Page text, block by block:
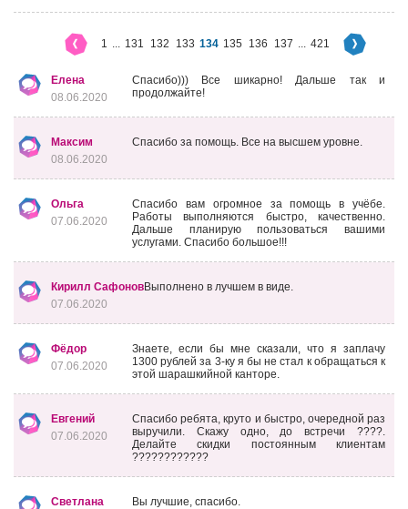
1 ... 131 132 133 134 135 136 137 ... 421
Елена
08.06.2020
Спасибо))) Все шикарно! Дальше так и
продолжайте!
Максим
08.06.2020
Спасибо за помощь. Все на высшем уровне.
Ольга
07.06.2020
Спасибо вам огромное за помощь в учёбе.
Работы выполняются быстро, качественно.
Дальше планирую пользоваться вашими
услугами. Спасибо большое!!!
Кирилл Сафонов
07.06.2020
Выполнено в лучшем в виде.
Фёдор
07.06.2020
Знаете, если бы мне сказали, что я заплачу
1300 рублей за 3-ку я бы не стал к обращаться к
этой шарашкийной канторе.
Евгений
07.06.2020
Спасибо ребята, круто и быстро, очередной раз
выручили. Скажу одно, до встречи ????.
Делайте скидки постоянным клиентам
????????????
Светлана
Вы лучшие, спасибо.